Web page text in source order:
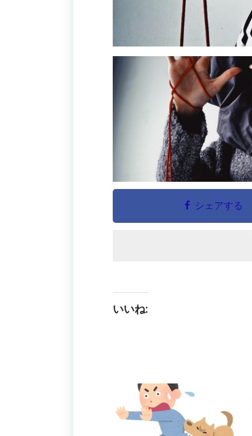
シェアする
いいね: